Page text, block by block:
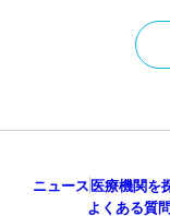
ニュース医療機関を
よくある質